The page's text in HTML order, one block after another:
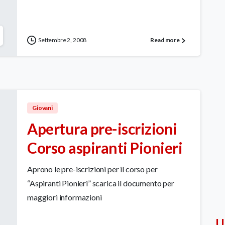
Settembre 2, 2008 Read more
Giovani
Apertura pre-iscrizioni
Corso aspiranti Pionieri
Aprono le pre-iscrizioni per il corso per
“Aspiranti Pionieri” scarica il documento per
maggiori informazioni